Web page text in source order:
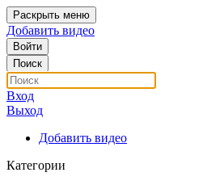
Раскрыть меню
Добавить видео
Войти
Поиск
Вход
Выход
Добавить видео
Категории